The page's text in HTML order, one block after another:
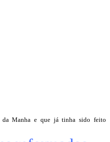
Manha e que já tinha sido feito